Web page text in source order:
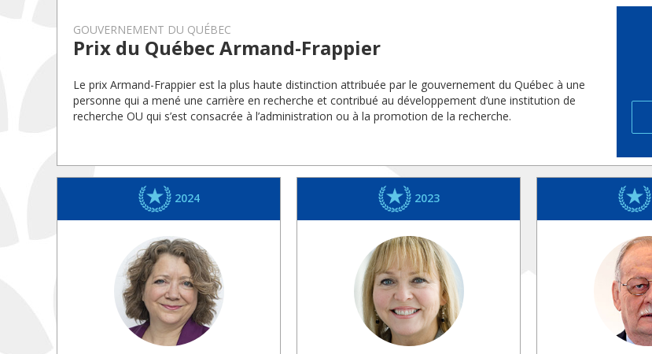
GOUVERNEMENT DU QUÉBEC
Prix du Québec Armand-Frappier
Le prix Armand-Frappier est la plus haute distinction attribuée par le gouvernement du Québec à une
personne qui a mené une carrière en recherche et contribué au développement d’une institution de
recherche OU qui s’est consacrée à l’administration ou à la promotion de la recherche.
2024 2023